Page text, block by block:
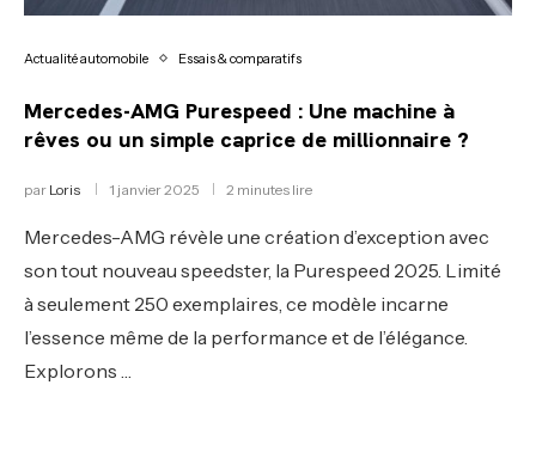
Actualité automobile Essais & comparatifs
Mercedes-AMG Purespeed : Une machine à
rêves ou un simple caprice de millionnaire ?
par Loris 1 janvier 2025 2 minutes lire
Mercedes-AMG révèle une création d’exception avec
son tout nouveau speedster, la Purespeed 2025. Limité
à seulement 250 exemplaires, ce modèle incarne
l’essence même de la performance et de l’élégance.
Explorons …